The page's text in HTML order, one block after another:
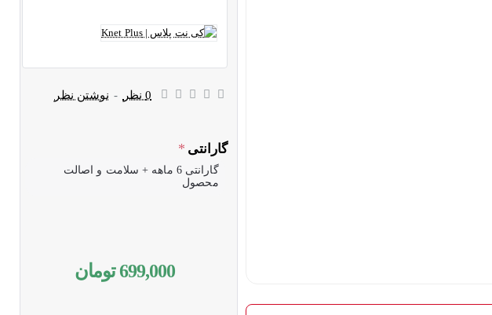
0 نظر - نوشتن نظر
گارانتی
گارانتی 6 ماهه + سلامت و اصالت
محصول
699,000 تومان